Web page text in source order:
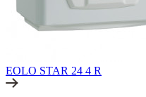
EOLO STAR 24 4 R